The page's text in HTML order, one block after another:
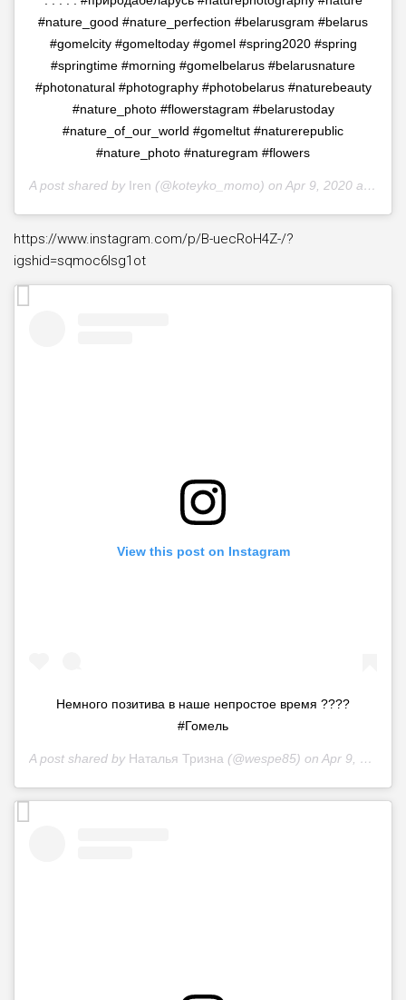
#nature_good #nature_perfection #belarusgram #belarus
#gomelcity #gomeltoday #gomel #spring2020 #spring
#springtime #morning #gomelbelarus #belarusnature
#photonatural #photography #photobelarus #naturebeauty
#nature_photo #flowerstagram #belarustoday
#nature_of_our_world #gomeltut #naturerepublic
#nature_photo #naturegram #flowers
A post shared by Iren (@koteyko_momo) on Apr 9, 2020 at 2:50am PDT
https://www.instagram.com/p/B-uecRoH4Z-/?
igshid=sqmoc6lsg1ot
View this post on Instagram
Немного позитива в наше непростое время ????
#Гомель
A post shared by Наталья Тризна (@wespe85) on Apr 9, 2020 at 1:45am PDT